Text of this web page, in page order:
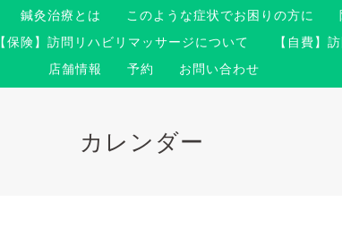
鍼灸治療とは このような症状でお困りの方に
【保険】訪問リハビリマッサージについて 【自費】
店舗情報
予約 お問い合わせ
カレンダー